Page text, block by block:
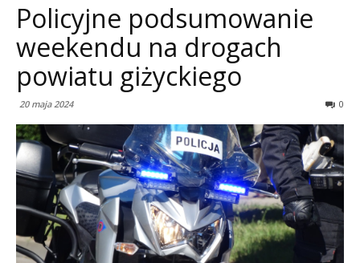
Policyjne podsumowanie
weekendu na drogach
powiatu giżyckiego
20 maja 2024 0